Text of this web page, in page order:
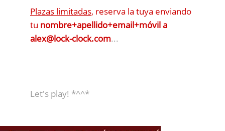
Plazas limitadas, reserva la tuya enviando
tu nombre+apellido+email+móvil a
alex@lock-clock.com...
Let's play! *^^*